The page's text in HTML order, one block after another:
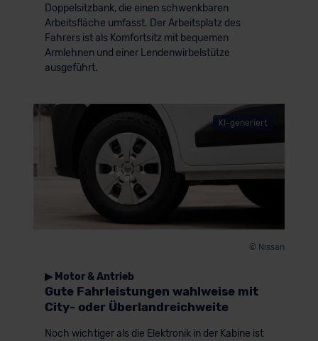
Doppelsitzbank, die einen schwenkbaren
Arbeitsfläche umfasst. Der Arbeitsplatz des
Fahrers ist als Komfortsitz mit bequemen
Armlehnen und einer Lendenwirbelstütze
ausgeführt.
KI-generiert
© Nissan
▶ Motor & Antrieb
Gute Fahrleistungen wahlweise mit
City- oder Überlandreichweite
Noch wichtiger als die Elektronik in der Kabine ist